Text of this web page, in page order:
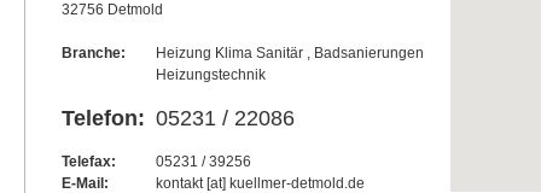
32756 Detmold
Branche:
Heizung Klima Sanitär , Badsanierungen
Heizungstechnik
Telefon: 05231 / 22086
Telefax:
05231 / 39256
E-Mail:
kontakt [at] kuellmer-detmold.de